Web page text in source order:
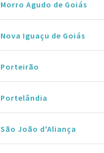
Morro Agudo de Goiás
Nova Iguaçu de Goiás
Porteirão
Portelândia
São João d'Aliança